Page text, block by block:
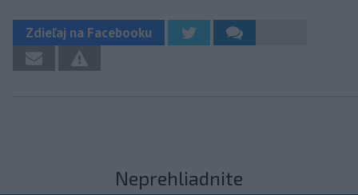
Zdieľaj na Facebooku
Neprehliadnite